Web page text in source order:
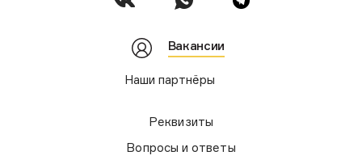
Вакансии
Наши партнёры
Реквизиты
Вопросы и ответы